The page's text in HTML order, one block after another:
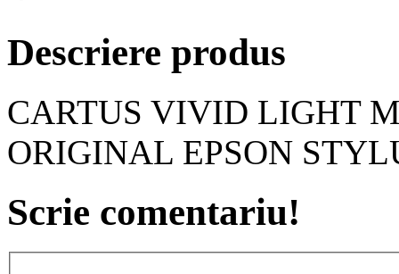
Descriere produs
CARTUS VIVID LIGHT
ORIGINAL EPSON
Scrie comentariu!